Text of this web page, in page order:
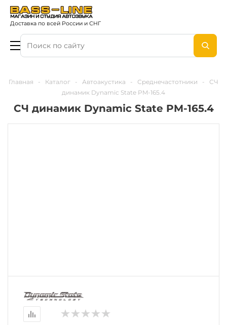
Доставка по всей России и СНГ
Главная - Каталог - Автоакустика - Среднечастотники -
СЧ
динамик Dynamic State PM-165.4
СЧ динамик Dynamic State PM-165.4